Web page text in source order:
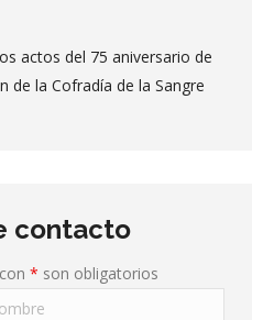
actos del 75 aniversario de
de la Cofradía de la Sangre
contacto
* son obligatorios